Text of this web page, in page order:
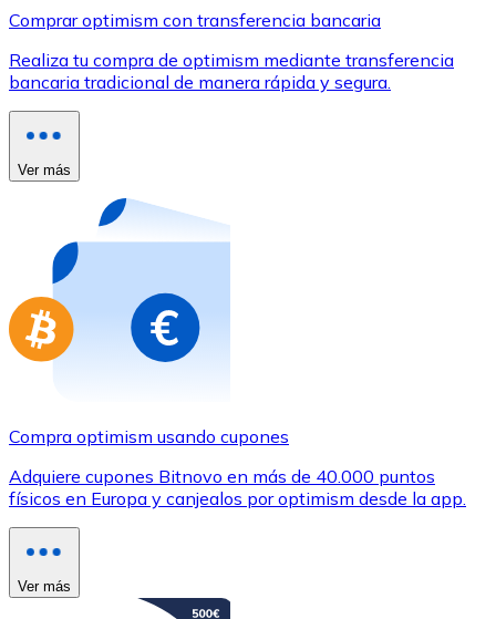
Utiliza tarjetas Visa y Mastercard para comprar
Comprar con tarjeta
Compra tarjetas regalo de tus marcas favoritas con
Ir a la tienda de tarjetas regalo
Comprar optimism con transferencia bancaria
Realiza tu compra de optimism mediante transferencia
bancaria tradicional de manera rápida y segura.
Ver más
Compra optimism usando cupones
Adquiere cupones Bitnovo en más de 40.000 puntos
físicos en Europa y canjealos por optimism desde la app.
Ver más